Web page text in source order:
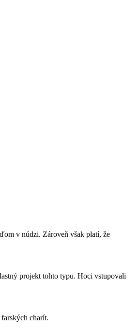
v núdzi. Zároveň však platí, že
projekt tohto typu. Hoci vstupovali
charít.